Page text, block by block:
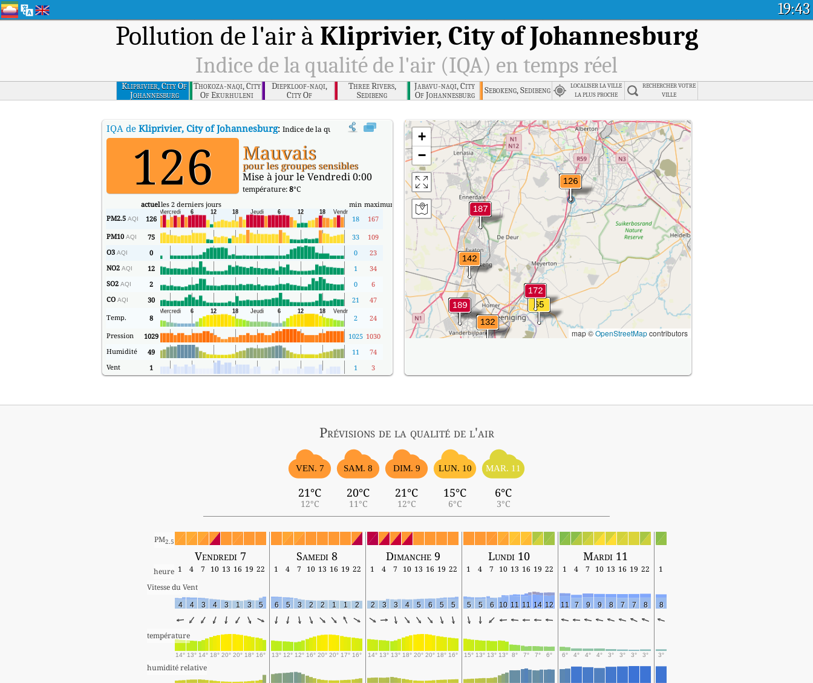
19:43
Pollution de l'air à Kliprivier, City of Johannesburg
Indice de la qualité de l'air (IQA) en temps réel
Kliprivier, City Of
Johannesburg
Thokoza-naqi, City
Of Ekurhuleni
Diepkloof-naqi,
City Of
Johannesburg
Three Rivers,
Sedibeng
Jabavu-naqi, City
Of Johannesburg
Sebokeng, Sedibeng
LOCALISER LA VILLE
LA PLUS PROCHE
RECHERCHER VOTRE
VILLE
IQA de Kliprivier, City of Johannesburg: Indice de la qualité de l'air (IQA) à Kliprivier, City of Johannesburg en temps réel.
126 Mauvais
pour les groupes sensibles
Mise à jour le Vendredi 0:00
température:8°C
actuelles 2 derniers jours min maximum
PM2.5 AQI 126 18
167
PM10 AQI 75 33
109
O3 AQI 0 0
23
NO2 AQI 12 1
34
SO2 AQI 2 0
6
CO AQI 30 21
47
Temp.
8 2
24
Pression
1029 1025 1030
Humidité
49 11
74
Vent
1 1 3
+
−
map ©OpenStreetMapcontributors
Prévisionsde la qualité de l'air
VEN. 7
21°C
12°C
SAM. 8
20°C
11°C
DIM. 9
21°C
12°C
LUN. 10
15°C
6°C
MAR. 11
6°C
3°C
PM2.5
Vendredi 7 Samedi 8 Dimanche 9 Lundi 10 Mardi 11
heure 1 4 7 10 13 16 19 22 1 4 7 10 13 16 19 22 1 4 7 10 13 16 19 22 1 4 7 10 13 16 19 22 1 4 7 10 13 16 19 22
1
Vitesse du Vent
4 4 3 4 3 1 3 5 6 5 3 2 2 1 1 2 2 3 3 4 5 6 5 5 5 5 6 10 11 11 14 12 11 7 9 9 8 7 7 8 8
température
14° 13° 14° 18° 20° 20° 18° 16° 13° 12° 12° 16° 20° 20° 17° 16° 14° 13° 13° 18° 20° 20° 18° 16° 15° 13° 13° 13° 8° 7° 7° 6° 6° 4° 4° 4° 3° 3° 3° 3° 3°
humidité relative